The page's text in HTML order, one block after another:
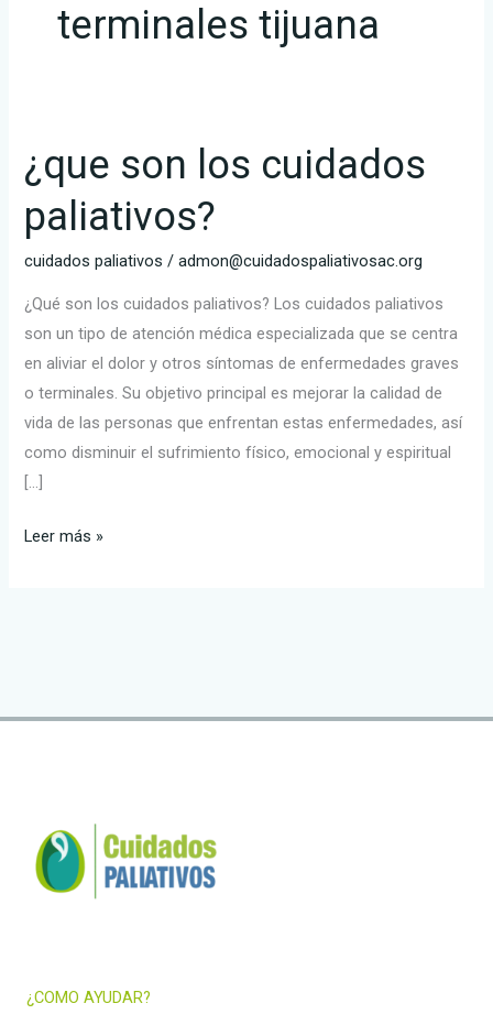
terminales tijuana
¿que son los cuidados
paliativos?
cuidados paliativos /admon@cuidadospaliativosac.org
¿Qué son los cuidados paliativos? Los cuidados paliativos
son un tipo de atención médica especializada que se centra
en aliviar el dolor y otros síntomas de enfermedades graves
o terminales. Su objetivo principal es mejorar la calidad de
vida de las personas que enfrentan estas enfermedades, así
como disminuir el sufrimiento físico, emocional y espiritual
[…]
¿que
Leer más »
¿COMO AYUDAR?